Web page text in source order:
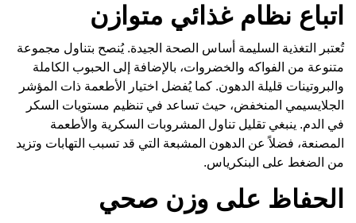
اتباع نظام غذائي متوازن
تُعتبر التغذية السليمة أساس الصحة الجيدة. يُنصح بتناول مجموعة
متنوعة من الفواكه والخضروات، بالإضافة إلى الحبوب الكاملة
والبروتينات قليلة الدهون. كما يُفضل اختيار الأطعمة ذات المؤشر
الجلايسيمي المنخفض، حيث تساعد في تنظيم مستويات السكر
في الدم. ينبغي تقليل تناول المشروبات السكرية والأطعمة
المصنعة، فضلاً عن الدهون المشبعة التي قد تسبب التهابات وتزيد
من الضغط على البنكرياس.
الحفاظ على وزن صحي